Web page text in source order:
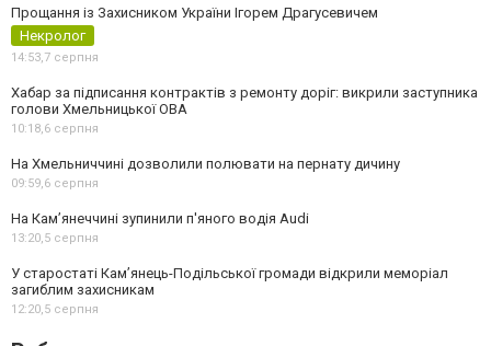
Прощання із Захисником України Ігорем Драгусевичем
Некролог
14:53,7 серпня
Хабар за підписання контрактів з ремонту доріг: викрили заступника
голови Хмельницької ОВА
10:18,6 серпня
На Хмельниччині дозволили полювати на пернату дичину
09:59,6 серпня
На Камʼянеччині зупинили п'яного водія Audi
13:20,5 серпня
У старостаті Кам’янець-Подільської громади відкрили меморіал
загиблим захисникам
12:20,5 серпня